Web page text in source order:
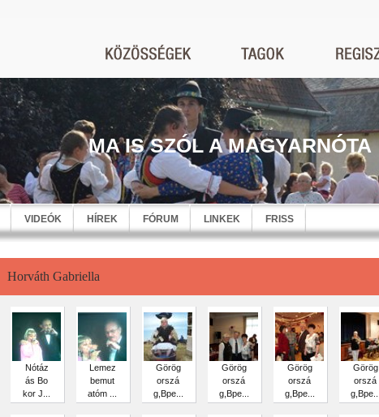
MA IS SZÓL A MAGYARNÓTA
VIDEÓK HÍREK FÓRUM LINKEK FRISS
Horváth Gabriella
Nótáz
ás Bo
kor J...
Lemez
bemut
atóm ...
Görög
orszá
g,Bpe...
Görög
orszá
g,Bpe...
Görög
orszá
g,Bpe...
Görög
orszá
g,Bpe...